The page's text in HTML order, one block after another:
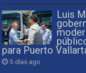
Luis
para Puerto
5 días ago